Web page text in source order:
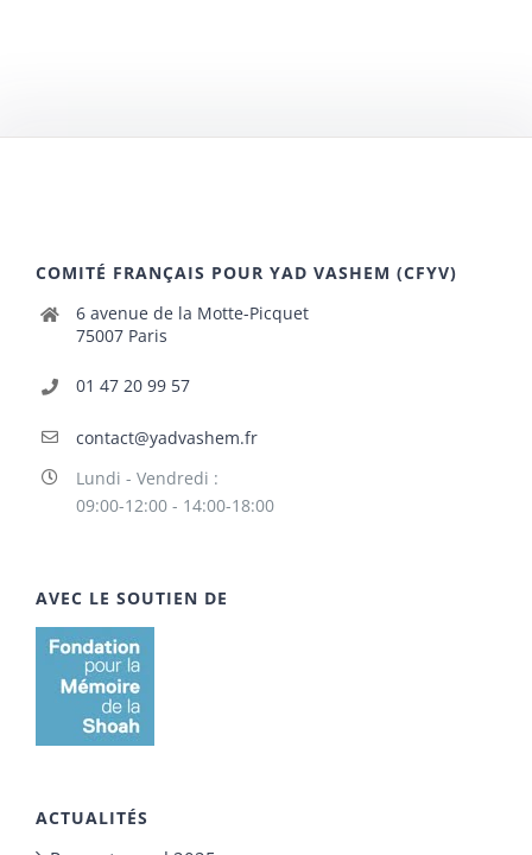
COMITÉ FRANÇAIS POUR YAD VASHEM (CFYV)
6 avenue de la Motte-Picquet
75007 Paris
01 47 20 99 57
contact@yadvashem.fr
Lundi - Vendredi :
09:00-12:00 - 14:00-18:00
AVEC LE SOUTIEN DE
ACTUALITÉS